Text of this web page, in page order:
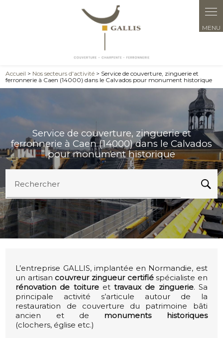
Accueil > Nos secteurs d'activité > Service de couverture, zinguerie et
ferronnerie à Caen (14000) dans le Calvados pour monument historique
Service de couverture, zinguerie et
ferronnerie à Caen (14000) dans le Calvados
pour monument historique
Rechercher
L’entreprise GALLIS, implantée en Normandie, est
un artisan couvreur zingueur certifiéspécialiste en
rénovation de toitureettravaux de zinguerie. Sa
principale activité s’articule autour de la
restauration de couverture du patrimoine bâti
ancien et de monuments historiques
(clochers, église etc.)
Panneau de gestion des cookies